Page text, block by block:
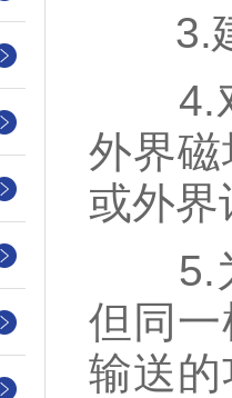
3.建
4.对
外界
或外界
5.为
但同
输送